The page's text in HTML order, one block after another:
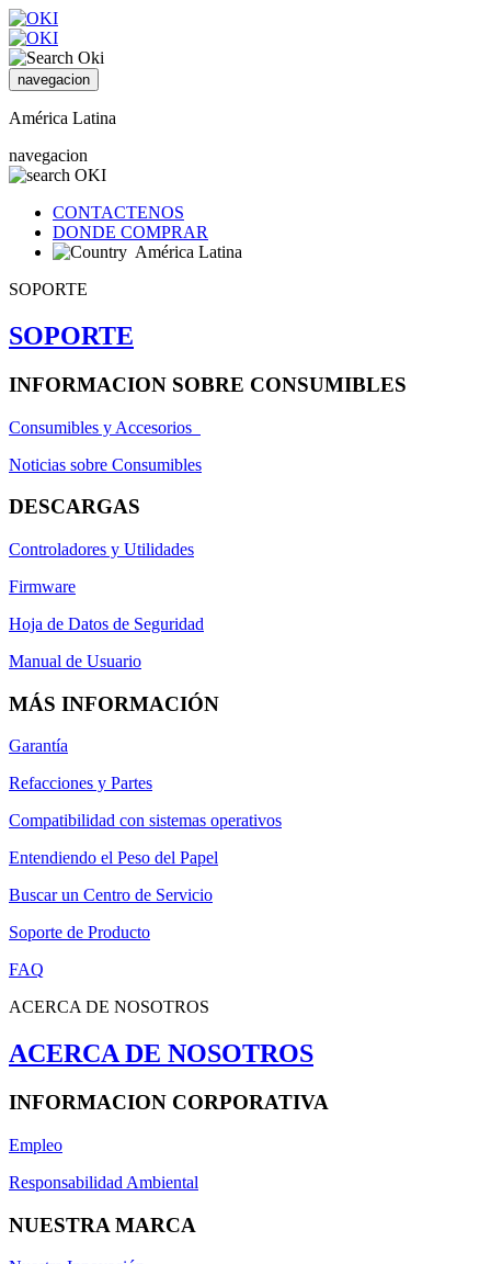
navegacion
América Latina
navegacion
CONTACTENOS
DONDE COMPRAR
América Latina
SOPORTE
SOPORTE
INFORMACION SOBRE CONSUMIBLES
Consumibles y Accesorios
Noticias sobre Consumibles
DESCARGAS
Controladores y Utilidades
Firmware
Hoja de Datos de Seguridad
Manual de Usuario
MÁS INFORMACIÓN
Garantía
Refacciones y Partes
Compatibilidad con sistemas operativos
Entendiendo el Peso del Papel
Buscar un Centro de Servicio
Soporte de Producto
FAQ
ACERCA DE NOSOTROS
ACERCA DE NOSOTROS
INFORMACION CORPORATIVA
Empleo
Responsabilidad Ambiental
NUESTRA MARCA